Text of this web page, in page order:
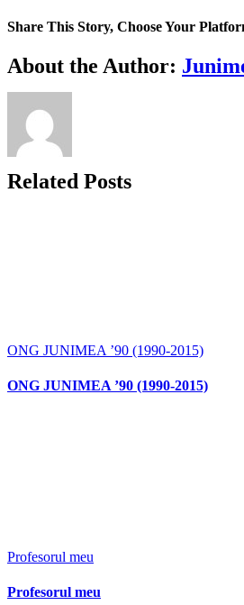
Share This Story, Choose Your
Facebook
X
Bluesky
Reddit
LinkedIn
WhatsApp
Telegram
Tumblr
Xing
Email
Copy
Link
About the Author:
Related Posts
ONG JUNIMEA ’90 (1990-2015)
ONG JUNIMEA ’90 (1990-2015)
Profesorul meu
Profesorul meu